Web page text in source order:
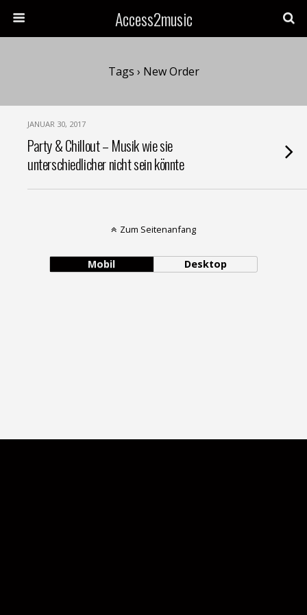
Access2music
Tags › New Order
JANUAR 30, 2017
Party & Chillout – Musik wie sie
unterschiedlicher nicht sein könnte
Zum Seitenanfang
Mobil Desktop